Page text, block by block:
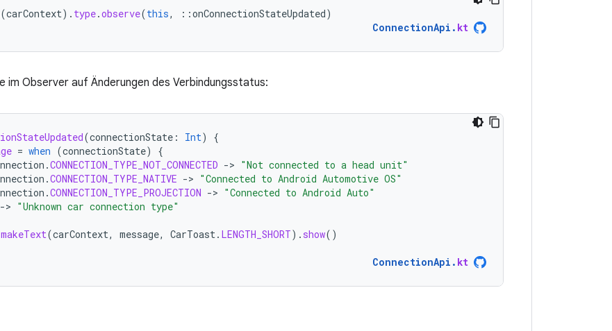
(carContext). type.observe(this, ::onConnectionStateUpdated)
ConnectionApi . kt
im Observer auf Änderungen des Verbindungsstatus:
(connectionState : Int)
{
= when (connectionState)
{
.CONNECTION_TYPE_NOT_CONNECTED -> "Not connected to a head unit"
.CONNECTION_TYPE_NATIVE -> "Connected to Android Automotive OS"
.CONNECTION_TYPE_PROJECTION -> "Connected to Android Auto"
-> "Unknown car connection type"
makeText(carContext, message, CarToast. LENGTH_SHORT). show()
ConnectionApi . kt